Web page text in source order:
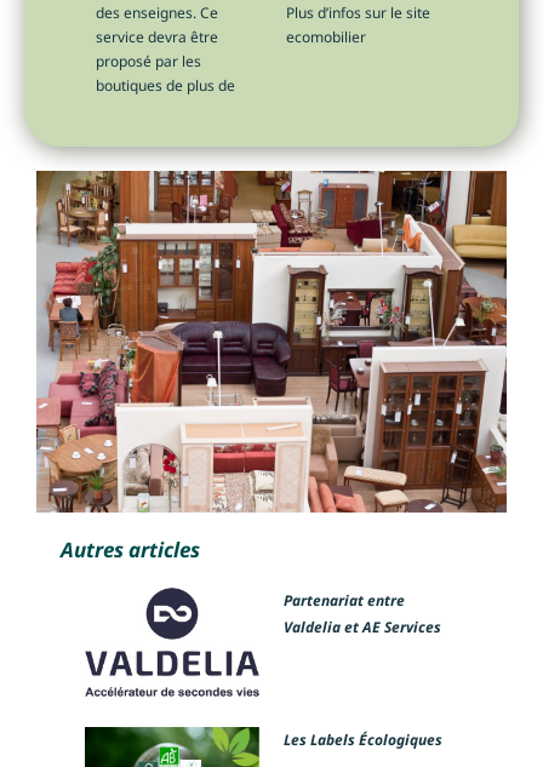
des enseignes. Ce
service devra être
proposé par les
boutiques de plus de
Plus d’infos sur le site
ecomobilier
Autres articles
Partenariat entre
Valdelia et AE Services
Les Labels Écologiques